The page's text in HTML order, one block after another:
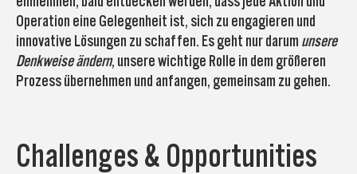
Operation eine Gelegenheit ist, sich zu engagieren und
innovative Lösungen zu schaffen. Es geht nur darum unsere
Denkweise ändern, unsere wichtige Rolle in dem größeren
Prozess übernehmen und anfangen, gemeinsam zu gehen.
Challenges & Opportunities